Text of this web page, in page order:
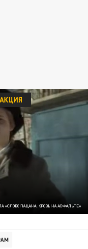
«СЛОВО ПАЦАНА. КРОВЬ НА АСФАЛЬТЕ»